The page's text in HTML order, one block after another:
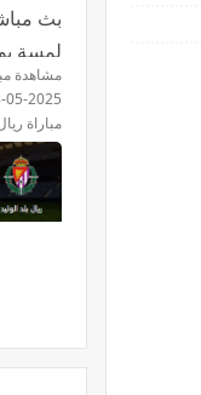
لمسة
مشاهدة
مباراة